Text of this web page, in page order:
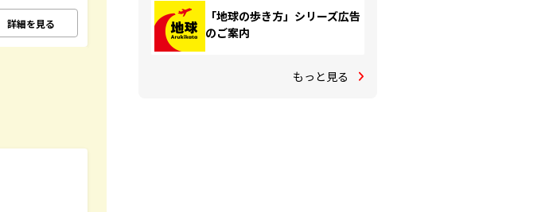
詳細を見る
「地球の歩き方」シリーズ広告
のご案内
もっと見る